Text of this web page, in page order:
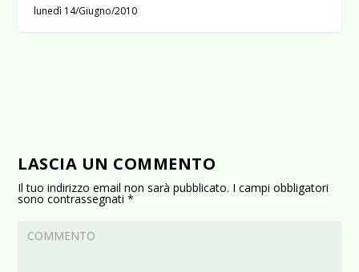
lunedì 14/Giugno/2010
LASCIA UN COMMENTO
Il tuo indirizzo email non sarà pubblicato. I campi obbligatori
sono contrassegnati*